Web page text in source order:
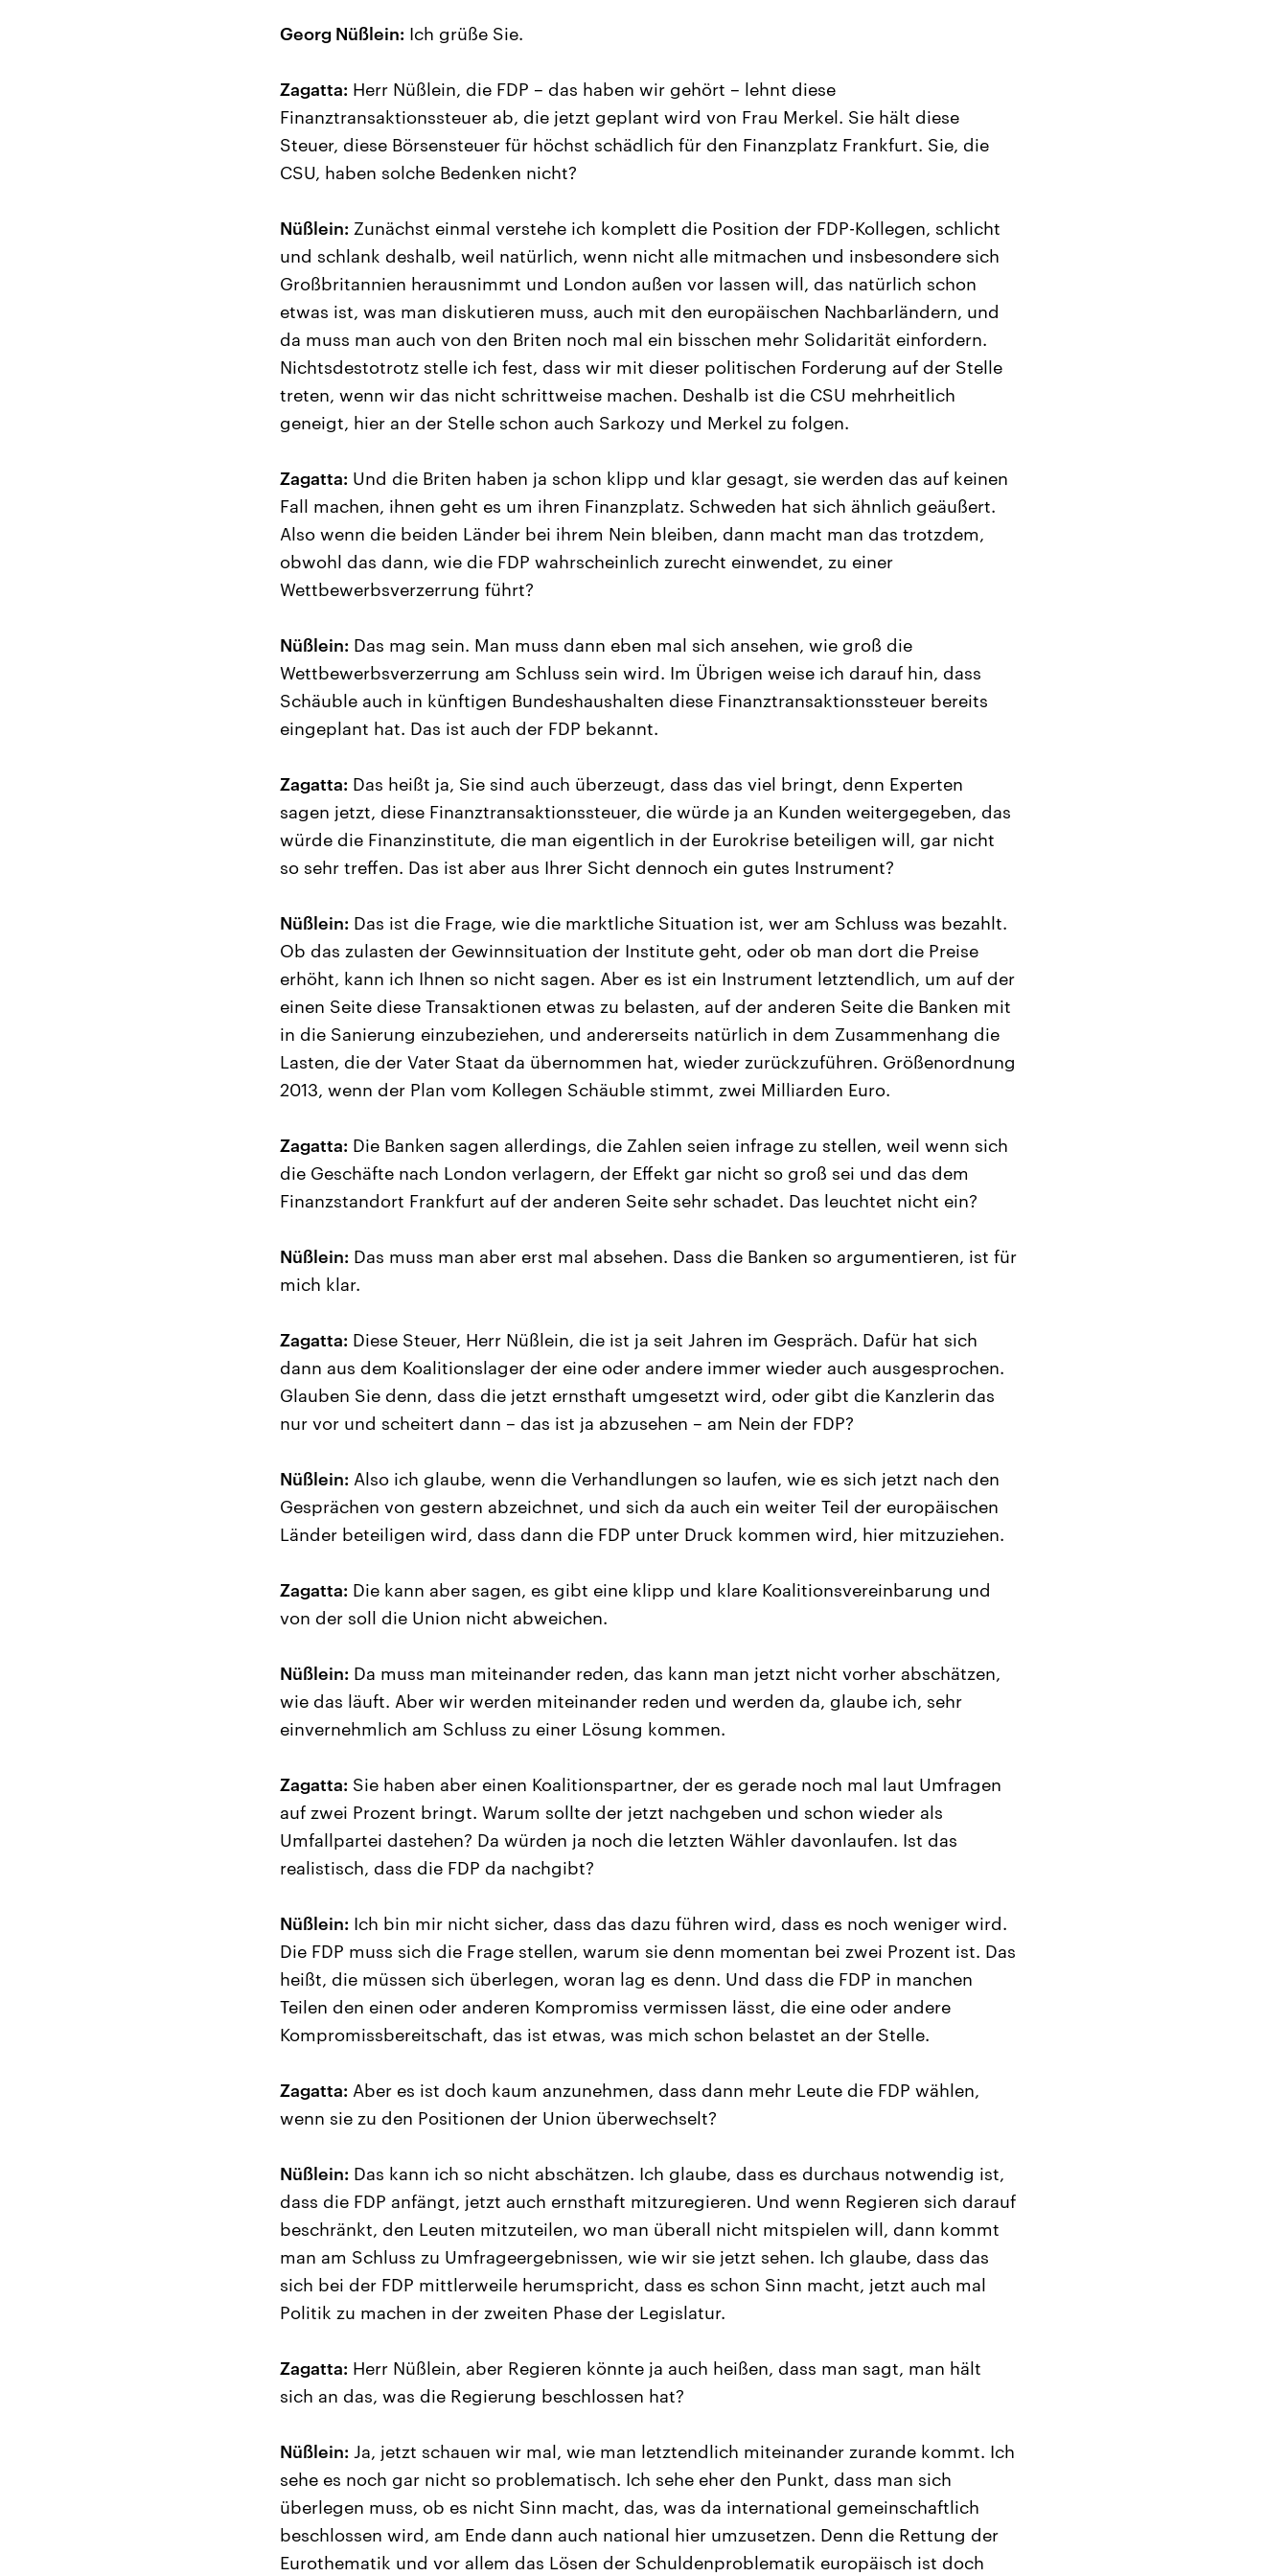
Georg Nüßlein: Ich grüße Sie.
Zagatta: Herr Nüßlein, die FDP – das haben wir gehört – lehnt diese
Finanztransaktionssteuer ab, die jetzt geplant wird von Frau Merkel. Sie hält diese
Steuer, diese Börsensteuer für höchst schädlich für den Finanzplatz Frankfurt. Sie, die
CSU, haben solche Bedenken nicht?
Nüßlein: Zunächst einmal verstehe ich komplett die Position der FDP-Kollegen, schlicht
und schlank deshalb, weil natürlich, wenn nicht alle mitmachen und insbesondere sich
Großbritannien herausnimmt und London außen vor lassen will, das natürlich schon
etwas ist, was man diskutieren muss, auch mit den europäischen Nachbarländern, und
da muss man auch von den Briten noch mal ein bisschen mehr Solidarität einfordern.
Nichtsdestotrotz stelle ich fest, dass wir mit dieser politischen Forderung auf der Stelle
treten, wenn wir das nicht schrittweise machen. Deshalb ist die CSU mehrheitlich
geneigt, hier an der Stelle schon auch Sarkozy und Merkel zu folgen.
Zagatta: Und die Briten haben ja schon klipp und klar gesagt, sie werden das auf keinen
Fall machen, ihnen geht es um ihren Finanzplatz. Schweden hat sich ähnlich geäußert.
Also wenn die beiden Länder bei ihrem Nein bleiben, dann macht man das trotzdem,
obwohl das dann, wie die FDP wahrscheinlich zurecht einwendet, zu einer
Wettbewerbsverzerrung führt?
Nüßlein: Das mag sein. Man muss dann eben mal sich ansehen, wie groß die
Wettbewerbsverzerrung am Schluss sein wird. Im Übrigen weise ich darauf hin, dass
Schäuble auch in künftigen Bundeshaushalten diese Finanztransaktionssteuer bereits
eingeplant hat. Das ist auch der FDP bekannt.
Zagatta: Das heißt ja, Sie sind auch überzeugt, dass das viel bringt, denn Experten
sagen jetzt, diese Finanztransaktionssteuer, die würde ja an Kunden weitergegeben, das
würde die Finanzinstitute, die man eigentlich in der Eurokrise beteiligen will, gar nicht
so sehr treffen. Das ist aber aus Ihrer Sicht dennoch ein gutes Instrument?
Nüßlein: Das ist die Frage, wie die marktliche Situation ist, wer am Schluss was bezahlt.
Ob das zulasten der Gewinnsituation der Institute geht, oder ob man dort die Preise
erhöht, kann ich Ihnen so nicht sagen. Aber es ist ein Instrument letztendlich, um auf der
einen Seite diese Transaktionen etwas zu belasten, auf der anderen Seite die Banken mit
in die Sanierung einzubeziehen, und andererseits natürlich in dem Zusammenhang die
Lasten, die der Vater Staat da übernommen hat, wieder zurückzuführen. Größenordnung
2013, wenn der Plan vom Kollegen Schäuble stimmt, zwei Milliarden Euro.
Zagatta: Die Banken sagen allerdings, die Zahlen seien infrage zu stellen, weil wenn sich
die Geschäfte nach London verlagern, der Effekt gar nicht so groß sei und das dem
Finanzstandort Frankfurt auf der anderen Seite sehr schadet. Das leuchtet nicht ein?
Nüßlein: Das muss man aber erst mal absehen. Dass die Banken so argumentieren, ist für
mich klar.
Zagatta: Diese Steuer, Herr Nüßlein, die ist ja seit Jahren im Gespräch. Dafür hat sich
dann aus dem Koalitionslager der eine oder andere immer wieder auch ausgesprochen.
Glauben Sie denn, dass die jetzt ernsthaft umgesetzt wird, oder gibt die Kanzlerin das
nur vor und scheitert dann – das ist ja abzusehen – am Nein der FDP?
Nüßlein: Also ich glaube, wenn die Verhandlungen so laufen, wie es sich jetzt nach den
Gesprächen von gestern abzeichnet, und sich da auch ein weiter Teil der europäischen
Länder beteiligen wird, dass dann die FDP unter Druck kommen wird, hier mitzuziehen.
Zagatta: Die kann aber sagen, es gibt eine klipp und klare Koalitionsvereinbarung und
von der soll die Union nicht abweichen.
Nüßlein: Da muss man miteinander reden, das kann man jetzt nicht vorher abschätzen,
wie das läuft. Aber wir werden miteinander reden und werden da, glaube ich, sehr
einvernehmlich am Schluss zu einer Lösung kommen.
Zagatta: Sie haben aber einen Koalitionspartner, der es gerade noch mal laut Umfragen
auf zwei Prozent bringt. Warum sollte der jetzt nachgeben und schon wieder als
Umfallpartei dastehen? Da würden ja noch die letzten Wähler davonlaufen. Ist das
realistisch, dass die FDP da nachgibt?
Nüßlein: Ich bin mir nicht sicher, dass das dazu führen wird, dass es noch weniger wird.
Die FDP muss sich die Frage stellen, warum sie denn momentan bei zwei Prozent ist. Das
heißt, die müssen sich überlegen, woran lag es denn. Und dass die FDP in manchen
Teilen den einen oder anderen Kompromiss vermissen lässt, die eine oder andere
Kompromissbereitschaft, das ist etwas, was mich schon belastet an der Stelle.
Zagatta: Aber es ist doch kaum anzunehmen, dass dann mehr Leute die FDP wählen,
wenn sie zu den Positionen der Union überwechselt?
Nüßlein: Das kann ich so nicht abschätzen. Ich glaube, dass es durchaus notwendig ist,
dass die FDP anfängt, jetzt auch ernsthaft mitzuregieren. Und wenn Regieren sich darauf
beschränkt, den Leuten mitzuteilen, wo man überall nicht mitspielen will, dann kommt
man am Schluss zu Umfrageergebnissen, wie wir sie jetzt sehen. Ich glaube, dass das
sich bei der FDP mittlerweile herumspricht, dass es schon Sinn macht, jetzt auch mal
Politik zu machen in der zweiten Phase der Legislatur.
Zagatta: Herr Nüßlein, aber Regieren könnte ja auch heißen, dass man sagt, man hält
sich an das, was die Regierung beschlossen hat?
Nüßlein: Ja, jetzt schauen wir mal, wie man letztendlich miteinander zurande kommt. Ich
sehe es noch gar nicht so problematisch. Ich sehe eher den Punkt, dass man sich
überlegen muss, ob es nicht Sinn macht, das, was da international gemeinschaftlich
beschlossen wird, am Ende dann auch national hier umzusetzen. Denn die Rettung der
Eurothematik und vor allem das Lösen der Schuldenproblematik europäisch ist doch